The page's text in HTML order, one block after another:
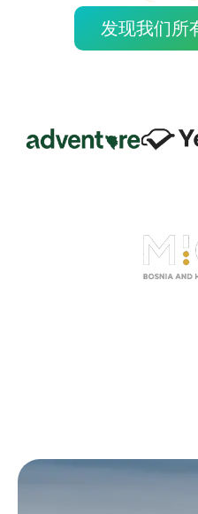
发现我们所